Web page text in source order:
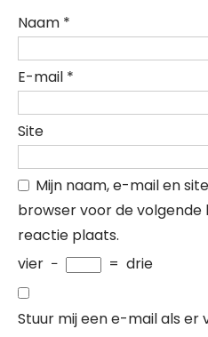
Naam *
E-mail *
Site
Mijn naam, e-mail en
browser voor de volgende
reactie plaats.
vier − = drie
Stuur mij een e-mail als er